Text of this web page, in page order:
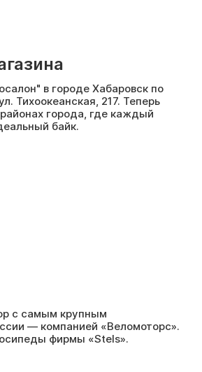
в городе Хабаровск по
Тихоокеанская, 217. Теперь
города, где каждый
байк.
с самым крупным
— компанией «Веломоторс».
фирмы «Stels».